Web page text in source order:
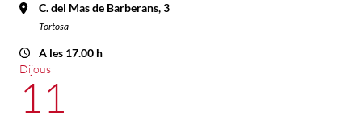
C. del Mas de Barberans, 3
Tortosa
A les 17.00 h
Dijous
11